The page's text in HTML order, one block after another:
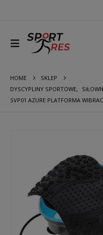
HOME
SKLEP
DYSCYPLINY SPORTOWE,
SVP01 AZURE PLATFORMA